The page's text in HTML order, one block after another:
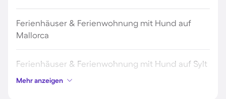
Ferienhäuser & Ferienwohnung mit Hund auf
Mallorca
Ferienhäuser & Ferienwohnung mit Hund auf Sylt
Mehr anzeigen